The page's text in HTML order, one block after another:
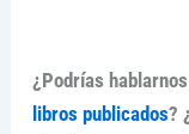
¿Podrías
libros publicados?